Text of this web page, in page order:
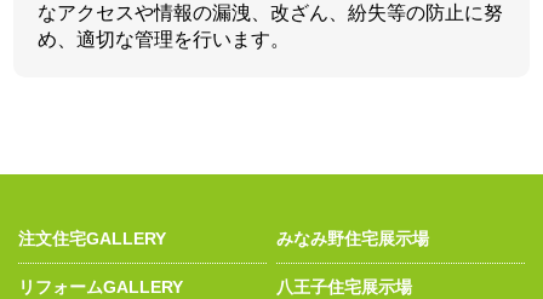
なアクセスや情報の漏洩、改ざん、紛失等の防止に努
め、適切な管理を行います。
注文住宅GALLERY
リフォームGALLERY
みなみ野住宅展示場
八王子住宅展示場